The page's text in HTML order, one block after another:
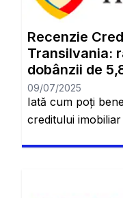
Recenzie
Transilvania:
dobânzii de
09/07/2025
Iată cum poți
creditului
asta și vom trece